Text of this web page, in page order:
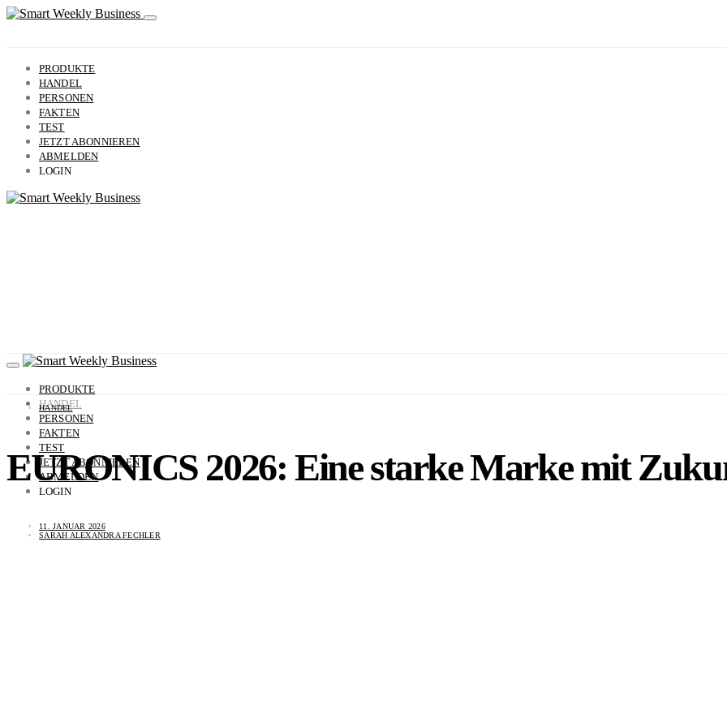
PRODUKTE
HANDEL
PERSONEN
FAKTEN
TEST
JETZT ABONNIEREN
ABMELDEN
LOGIN
PRODUKTE
HANDEL
PERSONEN
FAKTEN
TEST
JETZT ABONNIEREN
ABMELDEN
LOGIN
HANDEL
EURONICS 2026: Eine starke Marke mit
11. JANUAR 2026
SARAH ALEXANDRA FECHLER